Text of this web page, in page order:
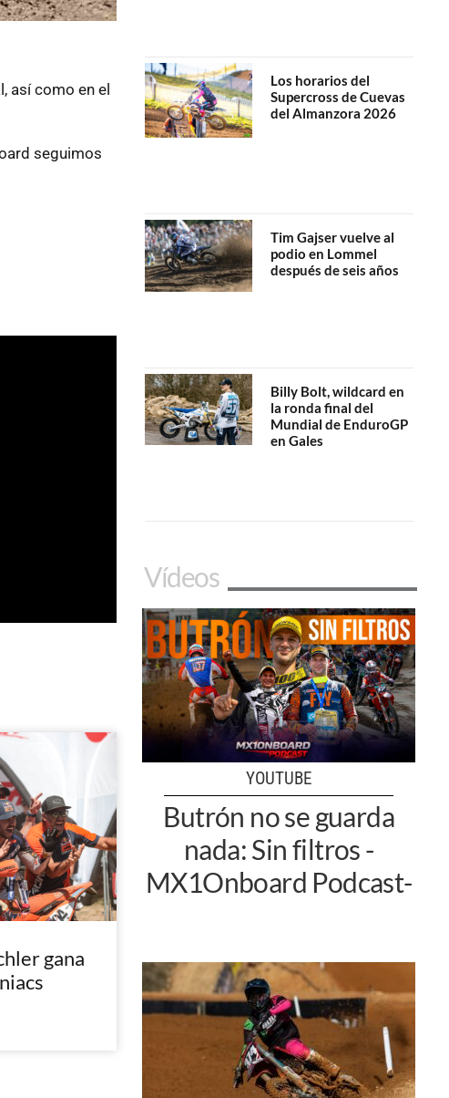
así como en el
seguimos
gana
Los horarios del
Supercross de Cuevas
del Almanzora 2026
Tim Gajser vuelve al
podio en Lommel
después de seis años
Billy Bolt, wildcard en
la ronda final del
Mundial de EnduroGP
en Gales
Vídeos
YOUTUBE
Butrón no se guarda
nada: Sin filtros -
MX1Onboard Podcast-